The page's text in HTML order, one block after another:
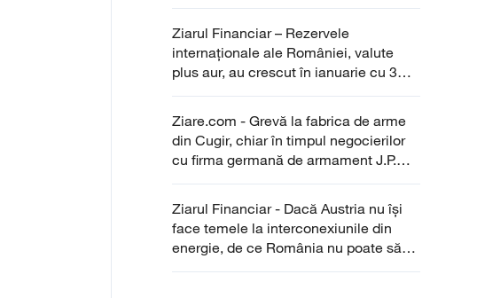
Ziarul Financiar – Rezervele
internaţionale ale României, valute
plus aur, au crescut în ianuarie cu 3
mld. euro faţă de decembrie 2025, la
Ziare.com - Grevă la fabrica de arme
din Cugir, chiar în timpul negocierilor
cu firma germană de armament J.P.
Sauer & Sohn GmbH. Ce își doresc
Ziarul Financiar - Dacă Austria nu îşi
face temele la interconexiunile din
energie, de ce România nu poate să-şi
facă propriul preţ la curent şi gaz?